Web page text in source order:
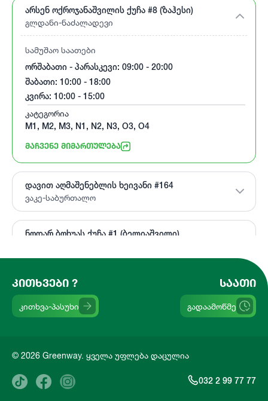
არსენ ოქროჯანაშვილის ქუჩა #8 (ზაჰესი)
გლდანი-ნაძალადევი
სამუშაო საათები
ორშაბათი - პარასკევი: 09:00 - 20:00
შაბათი: 10:00 - 18:00
კვირა: 10:00 - 15:00
კატეგორია
M1, M2, M3, N1, N2, N3, O3, O4
ᲛᲐᲩᲕᲔᲜᲔ ᲛᲘᲛᲐᲠᲗᲣᲚᲔᲑᲐ
დავით აღმაშენებლის ხეივანი #164
ვაკე-საბურთალო
ნოდარ ბოხუას ქუჩა #1 (ბელიაშვილი)
ილია ვეკუას ქუჩა #54 (გლდანი)
გლდანი-ნაძალადევი
რაფაელ აგლაძის 25 (ელიავა)
დიდუბე-ჩუღურეთი
ᲙᲘᲗᲮᲕᲔᲑᲘ ?
კითხვა-პასუხი
ᲡᲐᲐᲗᲘ
გადაამოწმე
© 2026 Greenway. ყველა უფლება დაცულია
032 2 99 77 77